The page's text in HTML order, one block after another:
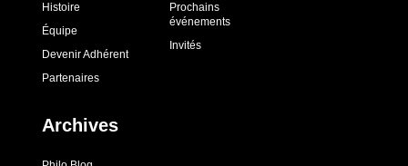
Histoire
Équipe
Devenir Adhérent
Partenaires
Prochains
événements
Invités
Archives